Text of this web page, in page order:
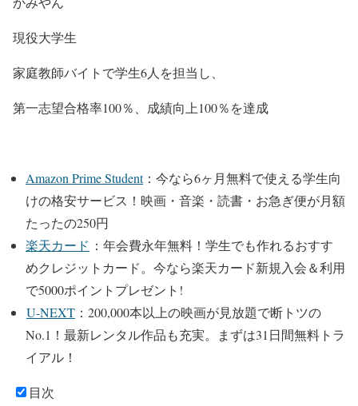
現役大学生
家庭教師バイトで学生6人を担当し、
第一志望合格率100％、成績向上100％を達成
Amazon Prime Student：今なら6ヶ月無料で使える学生向
けの格安サービス！ 映画・音楽・読書・お急ぎ便が月額
たったの250円
楽天カード ：年会費永年無料！学生でも作れるおすす
めクレジットカード。 今なら楽天カード新規入会＆利用
で5000ポイントプレゼント!
U-NEXT ：200,000本以上の映画が⾒放題で断トツの
No.1！最新レンタル作品も充実。
まずは31日間無料トラ
イアル！
目次